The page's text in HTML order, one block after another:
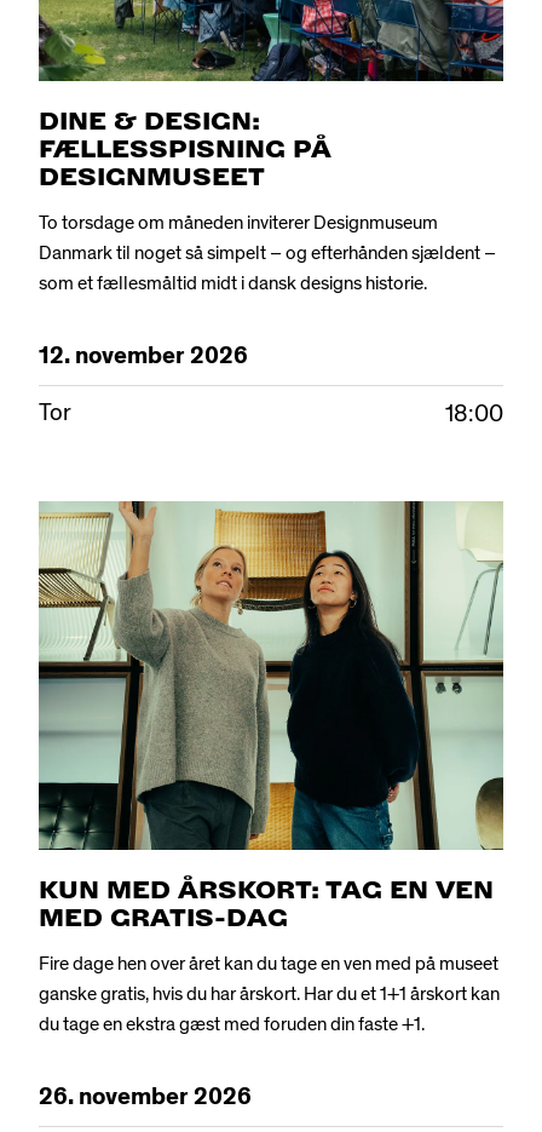
DA EN
DINE & DESIGN:
FÆLLESSPISNING PÅ
DESIGNMUSEET
To torsdage om måneden inviterer Designmuseum
Danmark til noget så simpelt – og efterhånden sjældent –
som et fællesmåltid midt i dansk designs historie.
12.november2026
Tor 18:00
KUN MED ÅRSKORT: TAG EN VEN
MED GRATIS-DAG
Fire dage hen over året kan du tage en ven med på museet
ganske gratis, hvis du har årskort. Har du et 1+1 årskort kan
du tage en ekstra gæst med foruden din faste +1.
26.november2026